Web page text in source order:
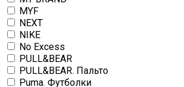
MYF
NEXT
NIKE
No Excess
PULL&BEAR
PULL&BEAR. Пальто
Puma. Футболки